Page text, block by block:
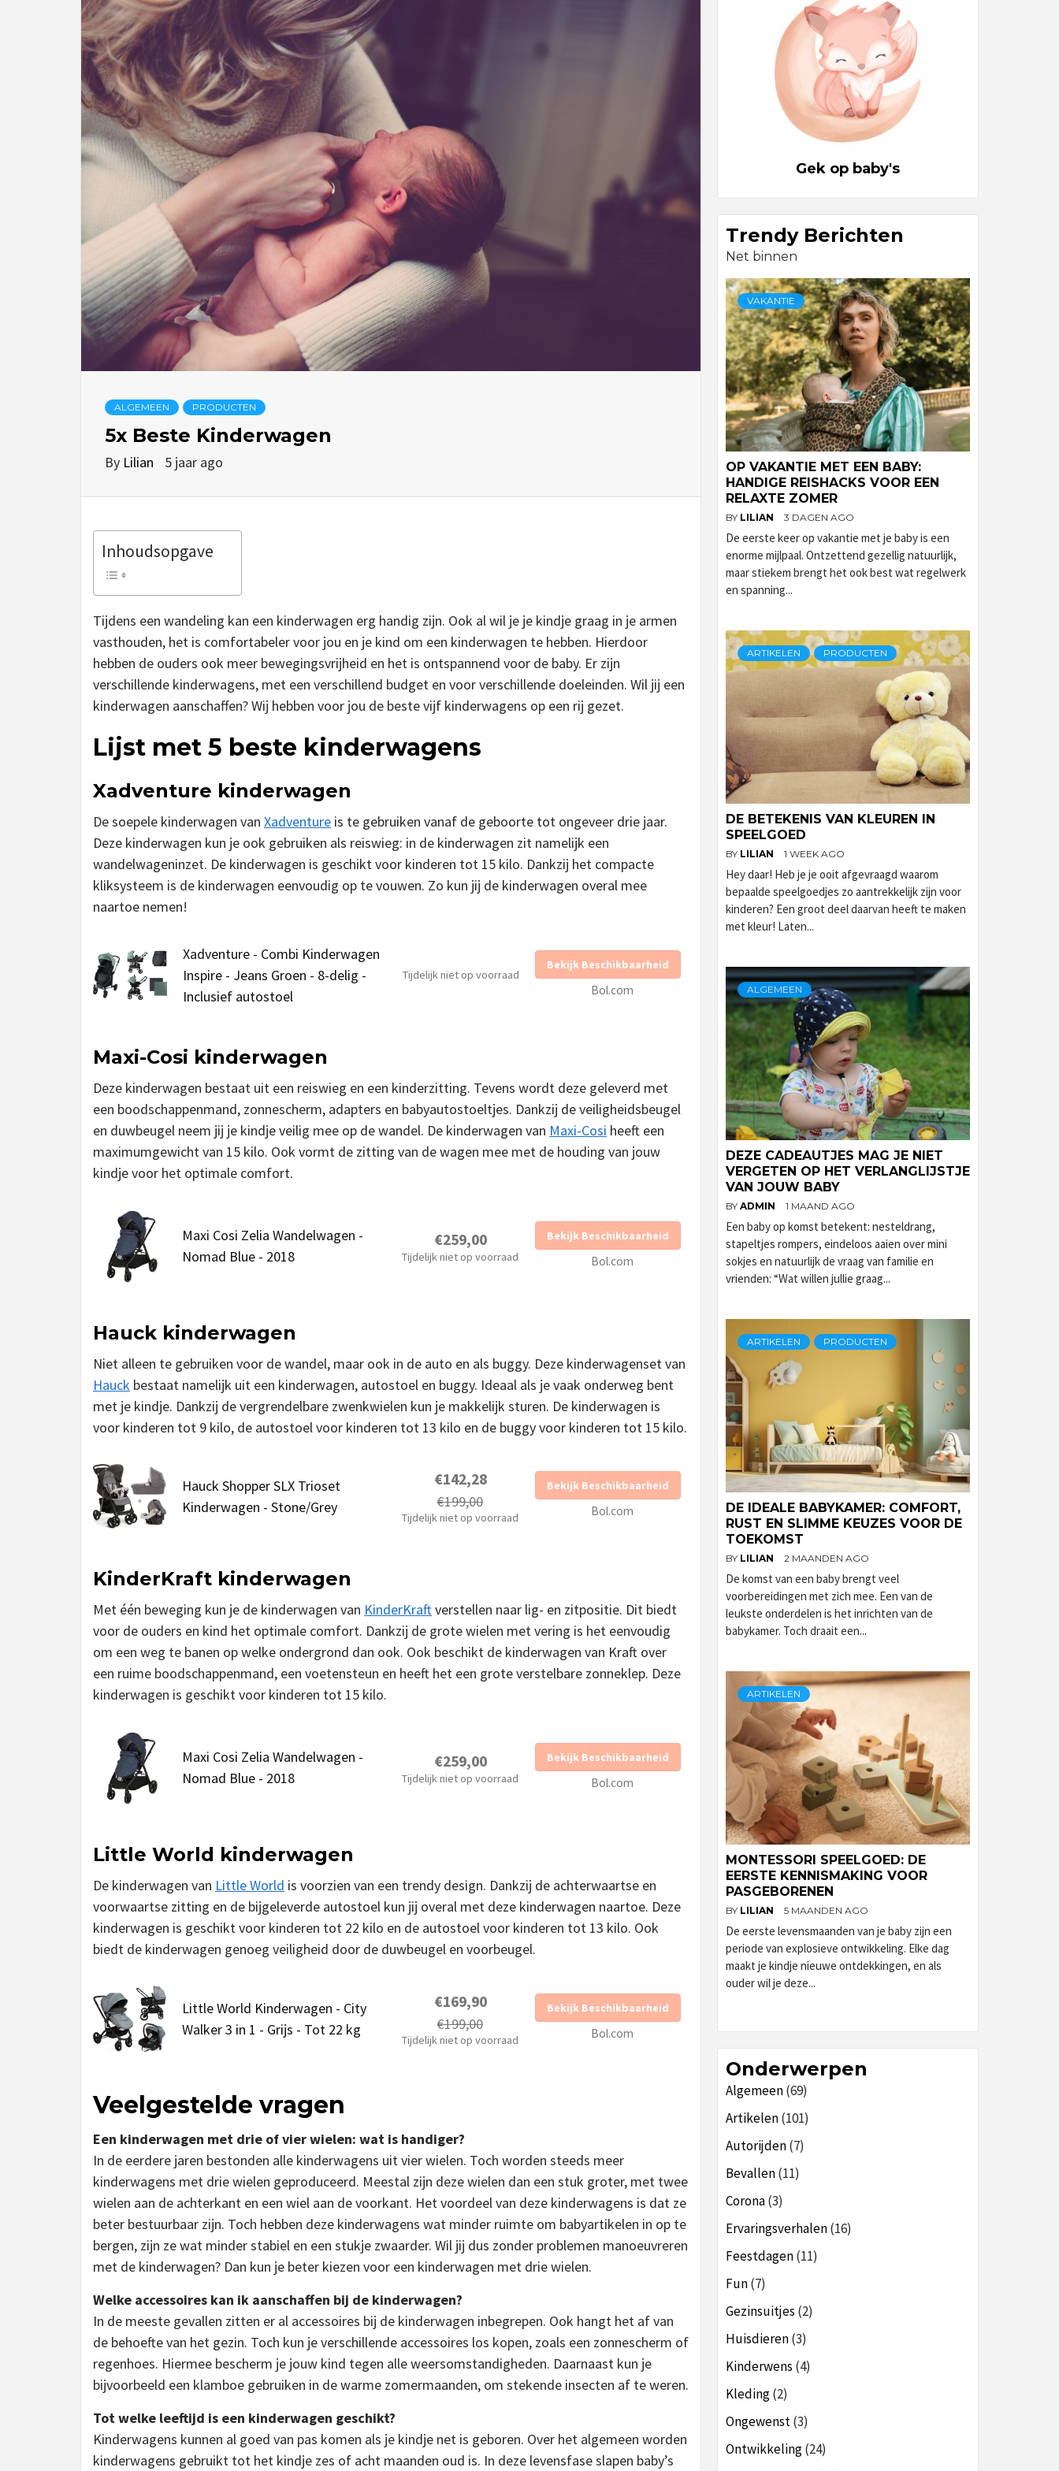
ALGEMEEN PRODUCTEN
5x Beste Kinderwagen
By Lilian 5 jaar ago
Inhoudsopgave
Tijdens een wandeling kan een kinderwagen erg handig zijn. Ook al wil je je kindje graag in je armen
vasthouden, het is comfortabeler voor jou en je kind om een kinderwagen te hebben. Hierdoor
hebben de ouders ook meer bewegingsvrijheid en het is ontspannend voor de baby. Er zijn
verschillende kinderwagens, met een verschillend budget en voor verschillende doeleinden. Wil jij een
kinderwagen aanschaffen? Wij hebben voor jou de beste vijf kinderwagens op een rij gezet.
Lijst met 5 beste kinderwagens
Xadventure kinderwagen
De soepele kinderwagen van Xadventure is te gebruiken vanaf de geboorte tot ongeveer drie jaar.
Deze kinderwagen kun je ook gebruiken als reiswieg: in de kinderwagen zit namelijk een
wandelwageninzet. De kinderwagen is geschikt voor kinderen tot 15 kilo. Dankzij het compacte
kliksysteem is de kinderwagen eenvoudig op te vouwen. Zo kun jij de kinderwagen overal mee
naartoe nemen!
Xadventure - Combi Kinderwagen
Inspire - Jeans Groen - 8-delig -
Inclusief autostoel
Tijdelijk niet op voorraad
Bekijk Beschikbaarheid
Bol.com
Maxi-Cosi kinderwagen
Deze kinderwagen bestaat uit een reiswieg en een kinderzitting. Tevens wordt deze geleverd met
een boodschappenmand, zonnescherm, adapters en babyautostoeltjes. Dankzij de veiligheidsbeugel
en duwbeugel neem jij je kindje veilig mee op de wandel. De kinderwagen van Maxi-Cosi heeft een
maximumgewicht van 15 kilo. Ook vormt de zitting van de wagen mee met de houding van jouw
kindje voor het optimale comfort.
Maxi Cosi Zelia Wandelwagen -
Nomad Blue - 2018
€259,00
Tijdelijk niet op voorraad
Bekijk Beschikbaarheid
Bol.com
Hauck kinderwagen
Niet alleen te gebruiken voor de wandel, maar ook in de auto en als buggy. Deze kinderwagenset van
Hauck bestaat namelijk uit een kinderwagen, autostoel en buggy. Ideaal als je vaak onderweg bent
met je kindje. Dankzij de vergrendelbare zwenkwielen kun je makkelijk sturen. De kinderwagen is
voor kinderen tot 9 kilo, de autostoel voor kinderen tot 13 kilo en de buggy voor kinderen tot 15 kilo.
Hauck Shopper SLX Trioset
Kinderwagen - Stone/Grey
€142,28
€199,00
Tijdelijk niet op voorraad
Bekijk Beschikbaarheid
Bol.com
KinderKraft kinderwagen
Met één beweging kun je de kinderwagen van KinderKraftverstellen naar lig- en zitpositie. Dit biedt
voor de ouders en kind het optimale comfort. Dankzij de grote wielen met vering is het eenvoudig
om een weg te banen op welke ondergrond dan ook. Ook beschikt de kinderwagen van Kraft over
een ruime boodschappenmand, een voetensteun en heeft het een grote verstelbare zonneklep. Deze
kinderwagen is geschikt voor kinderen tot 15 kilo.
Maxi Cosi Zelia Wandelwagen -
Nomad Blue - 2018
€259,00
Tijdelijk niet op voorraad
Bekijk Beschikbaarheid
Bol.com
Little World kinderwagen
De kinderwagen van Little World is voorzien van een trendy design. Dankzij de achterwaartse en
voorwaartse zitting en de bijgeleverde autostoel kun jij overal met deze kinderwagen naartoe. Deze
kinderwagen is geschikt voor kinderen tot 22 kilo en de autostoel voor kinderen tot 13 kilo. Ook
biedt de kinderwagen genoeg veiligheid door de duwbeugel en voorbeugel.
Little World Kinderwagen - City
Walker 3 in 1 - Grijs - Tot 22 kg
€169,90
€199,00
Tijdelijk niet op voorraad
Bekijk Beschikbaarheid
Bol.com
Veelgestelde vragen
Een kinderwagen met drie of vier wielen: wat is handiger?
In de eerdere jaren bestonden alle kinderwagens uit vier wielen. Toch worden steeds meer
kinderwagens met drie wielen geproduceerd. Meestal zijn deze wielen dan een stuk groter, met twee
wielen aan de achterkant en een wiel aan de voorkant. Het voordeel van deze kinderwagens is dat ze
beter bestuurbaar zijn. Toch hebben deze kinderwagens wat minder ruimte om babyartikelen in op te
bergen, zijn ze wat minder stabiel en een stukje zwaarder. Wil jij dus zonder problemen manoeuvreren
met de kinderwagen? Dan kun je beter kiezen voor een kinderwagen met drie wielen.
Welke accessoires kan ik aanschaffen bij de kinderwagen?
In de meeste gevallen zitten er al accessoires bij de kinderwagen inbegrepen. Ook hangt het af van
de behoefte van het gezin. Toch kun je verschillende accessoires los kopen, zoals een zonnescherm of
regenhoes. Hiermee bescherm je jouw kind tegen alle weersomstandigheden. Daarnaast kun je
bijvoorbeeld een klamboe gebruiken in de warme zomermaanden, om stekende insecten af te weren.
Tot welke leeftijd is een kinderwagen geschikt?
Kinderwagens kunnen al goed van pas komen als je kindje net is geboren. Over het algemeen worden
kinderwagens gebruikt tot het kindje zes of acht maanden oud is. In deze levensfase slapen baby’s
Gek op baby's
Trendy Berichten
Net binnen
VAKANTIE
OP VAKANTIE MET EEN BABY:
HANDIGE REISHACKS VOOR EEN
RELAXTE ZOMER
BY LILIAN 3 DAGEN AGO
De eerste keer op vakantie met je baby is een
enorme mijlpaal. Ontzettend gezellig natuurlijk,
maar stiekem brengt het ook best wat regelwerk
en spanning...
ARTIKELEN PRODUCTEN
DE BETEKENIS VAN KLEUREN IN
SPEELGOED
BY LILIAN 1 WEEK AGO
Hey daar! Heb je je ooit afgevraagd waarom
bepaalde speelgoedjes zo aantrekkelijk zijn voor
kinderen? Een groot deel daarvan heeft te maken
met kleur! Laten...
ALGEMEEN
DEZE CADEAUTJES MAG JE NIET
VERGETEN OP HET VERLANGLIJSTJE
VAN JOUW BABY
BY ADMIN 1 MAAND AGO
Een baby op komst betekent: nesteldrang,
stapeltjes rompers, eindeloos aaien over mini
sokjes en natuurlijk de vraag van familie en
vrienden: “Wat willen jullie graag...
ARTIKELEN PRODUCTEN
DE IDEALE BABYKAMER: COMFORT,
RUST EN SLIMME KEUZES VOOR DE
TOEKOMST
BY LILIAN 2 MAANDEN AGO
De komst van een baby brengt veel
voorbereidingen met zich mee. Een van de
leukste onderdelen is het inrichten van de
babykamer. Toch draait een...
ARTIKELEN
MONTESSORI SPEELGOED: DE
EERSTE KENNISMAKING VOOR
PASGEBORENEN
BY LILIAN 5 MAANDEN AGO
De eerste levensmaanden van je baby zijn een
periode van explosieve ontwikkeling. Elke dag
maakt je kindje nieuwe ontdekkingen, en als
ouder wil je deze...
Onderwerpen
Algemeen(69)
Artikelen(101)
Autorijden(7)
Bevallen(11)
Corona(3)
Ervaringsverhalen(16)
Feestdagen(11)
Fun(7)
Gezinsuitjes (2)
Huisdieren(3)
Kinderwens (4)
Kleding(2)
Ongewenst(3)
Ontwikkeling(24)